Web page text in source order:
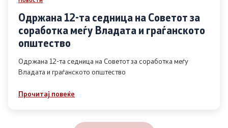
Одржана 12-та седница на Советот за
соработка меѓу Владата и граѓанското
општество
Одржана 12-та седница на Советот за соработка меѓу
Владата и граѓанското општество
Прочитај повеќе